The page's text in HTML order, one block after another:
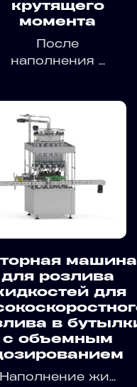
крутящего
момента
После
наполнения ...
машина
для розлива
для
в
с объемным
Наполнение жи...